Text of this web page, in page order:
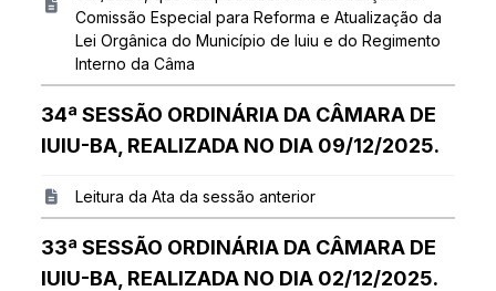
Comissão Especial para Reforma e Atualização da
Lei Orgânica do Município de Iuiu e do Regimento
Interno da Câma
34ª SESSÃO ORDINÁRIA DA CÂMARA DE
IUIU-BA, REALIZADA NO DIA 09/12/2025.
Leitura da Ata da sessão anterior
33ª SESSÃO ORDINÁRIA DA CÂMARA DE
IUIU-BA, REALIZADA NO DIA 02/12/2025.